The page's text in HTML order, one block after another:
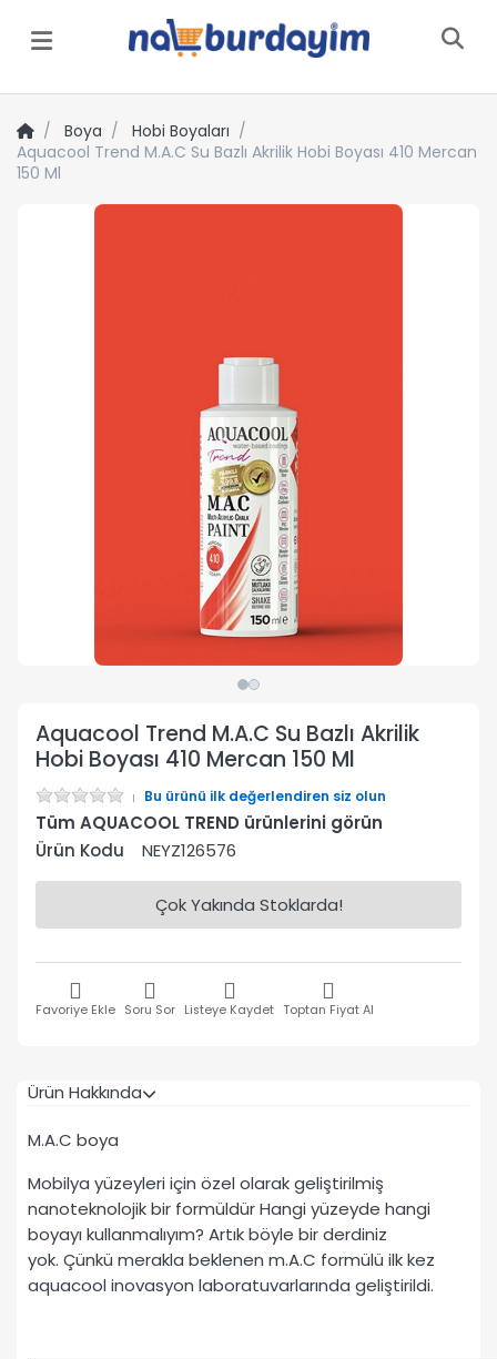
Menü
Boya
Hobi Boyaları
Aquacool Trend M.A.C Su Bazlı Akrilik Hobi Boyası 410 Mercan
150 Ml
Aquacool Trend M.A.C Su Bazlı Akrilik
Hobi Boyası 410 Mercan 150 Ml
Bu ürünü ilk değerlendiren siz olun
Tüm AQUACOOL TREND ürünlerini görün
Ürün Kodu
NEYZ126576
Çok Yakında Stoklarda!
Favoriye Ekle Soru Sor Listeye Kaydet Toptan Fiyat Al
Ürün Hakkında
M.A.C boya
Mobilya yüzeyleri için özel olarak geliştirilmiş
nanoteknolojik bir formüldür Hangi yüzeyde hangi
boyayı kullanmalıyım? Artık böyle bir derdiniz
yok. Çünkü merakla beklenen m.A.C formülü ilk kez
aquacool inovasyon laboratuvarlarında geliştirildi.